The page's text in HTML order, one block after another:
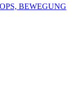
BEWEGUNG